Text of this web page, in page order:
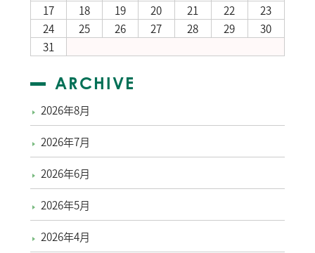
17
18 19 20 21 22
23
24
25 26 27 28 29
30
31
ARCHIVE
2026年8月
2026年7月
2026年6月
2026年5月
2026年4月